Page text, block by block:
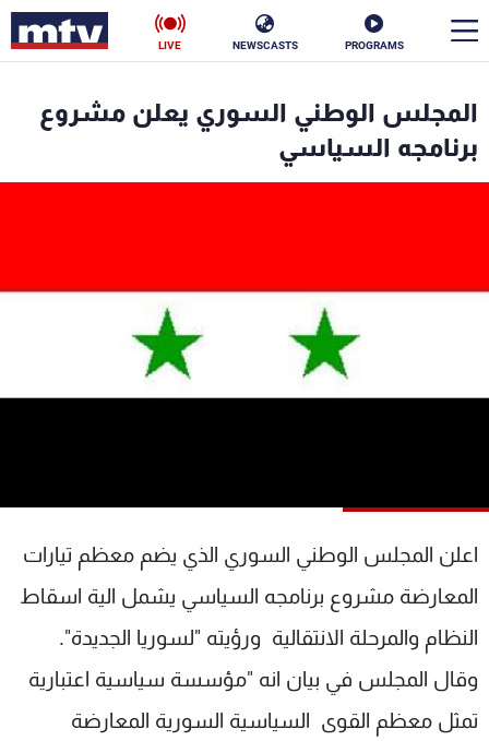
PROGRAMS
NEWSCASTS
LIVE
المجلس الوطني السوري يعلن مشروع
برنامجه السياسي
اعلن المجلس الوطني السوري الذي يضم معظم تيارات
المعارضة مشروع برنامجه السياسي يشمل الية اسقاط
النظام والمرحلة الانتقالية ورؤيته "لسوريا الجديدة".
وقال المجلس في بيان انه "مؤسسة سياسية اعتبارية
تمثل معظم القوى السياسية السورية المعارضة
الأخبار
شاهد البرامج
الترددات
الإنـتـاج
لاعلاناتكم
وظائف
تواصل معنا
سياسة الخصوصية